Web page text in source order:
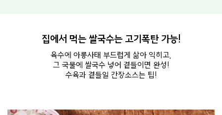
집에서 먹는 쌀국수는 고기폭탄 가능!
육수에 아롱사태 부드럽게 삶아 익히고,
그 국물에 쌀국수 넣어 곁들이면 완성!
수육과 곁들일 간장소스는 팁!